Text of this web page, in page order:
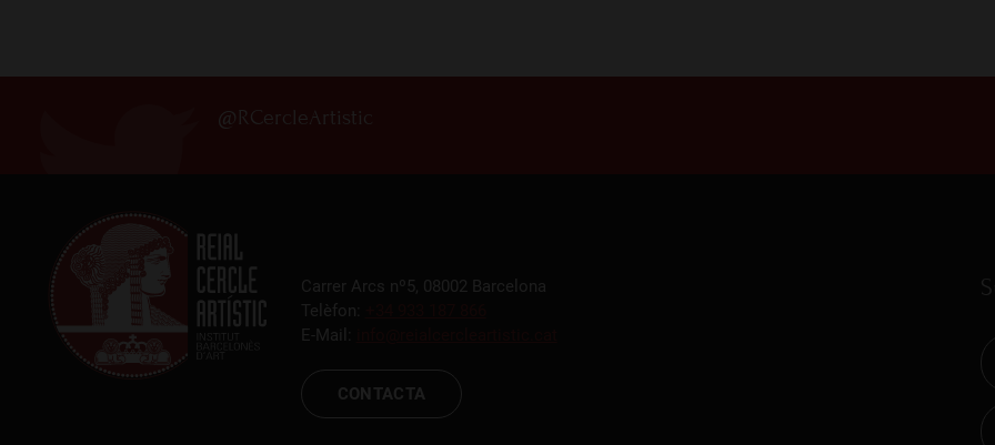
@RCercleArtistic
Carrer Arcs nº5, 08002 Barcelona
Telèfon:
E-Mail:
CONTACTA